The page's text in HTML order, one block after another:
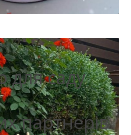
для саду
партнерів